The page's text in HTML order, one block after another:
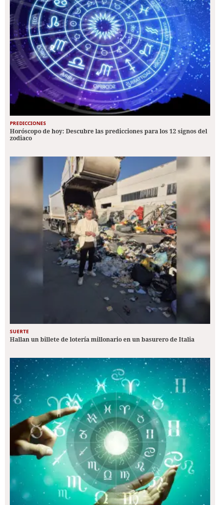
PREDICCIONES
Horóscopo de hoy: Descubre las predicciones para los 12 signos del
zodiaco
SUERTE
Hallan un billete de lotería millonario en un basurero de Italia